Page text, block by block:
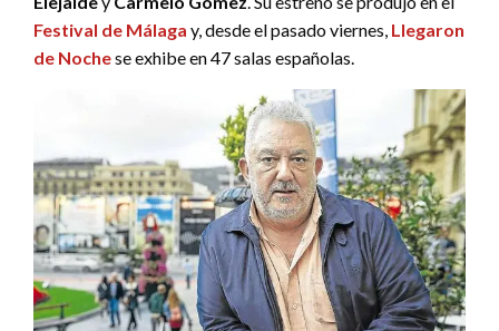
Festival de Málaga y, desde el pasado viernes, Llegaron
de Nochese exhibe en 47 salas españolas.